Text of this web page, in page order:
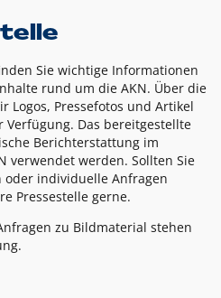
Sie wichtige Informationen
rund um die AKN. Über die
Logos, Pressefotos und Artikel
Das bereitgestellte
Berichterstattung im
verwendet werden. Sollten Sie
individuelle Anfragen
Pressestelle gerne.
zu Bildmaterial stehen